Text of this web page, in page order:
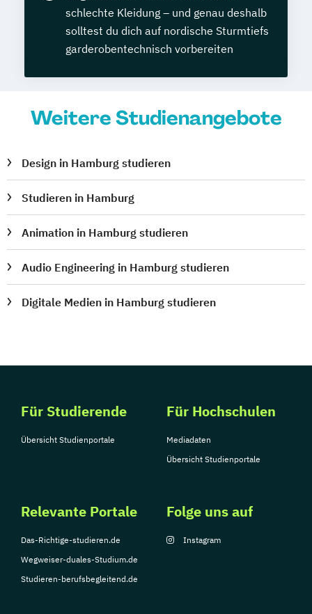
schlechte Kleidung – und genau deshalb
solltest du dich auf nordische Sturmtiefs
garderobentechnisch vorbereiten
Weitere Studienangebote
Design in Hamburg studieren
Studieren in Hamburg
Animation in Hamburg studieren
Audio Engineering in Hamburg studieren
Digitale Medien in Hamburg studieren
Für Studierende
Übersicht Studienportale
Für Hochschulen
Mediadaten
Übersicht Studienportale
Relevante Portale
Das-Richtige-studieren.de
Wegweiser-duales-Studium.de
Studieren-berufsbegleitend.de
Folge uns auf
Instagram